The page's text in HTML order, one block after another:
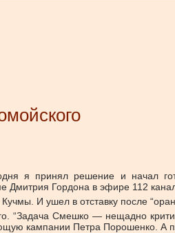
я принял решение и начал
Гордона в эфире 112
И ушел в отставку после
“Задача Смешко — нещадно
кампании Петра Порошенко. А